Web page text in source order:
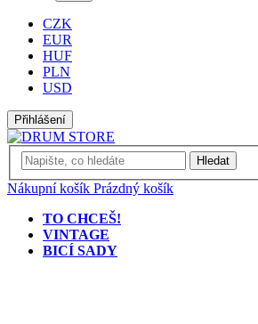
CZK
EUR
HUF
PLN
USD
Přihlášení
Hledat
Nákupní košík Prázdný košík
TO CHCEŠ!
VINTAGE
BICÍ SADY